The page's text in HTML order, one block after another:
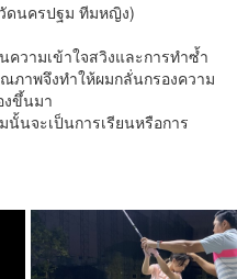
ดนครปฐม ทีมหญิง)
วามเข้าใจสวิงและการทำซ้ำ
ภาพจึงทำให้ผมกลั่นกรองความ
งขึ้นมา
นจะเป็นการเรียนหรือการ